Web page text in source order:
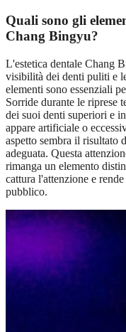
Quali sono gli
Chang Bingyu?
L'estetica dentale Chang
visibilità dei denti puliti e
elementi sono essenziali
Sorride durante le riprese
dei suoi denti superiori e
appare artificiale o
aspetto sembra il risultato
adeguata. Questa
rimanga un elemento
cattura l'attenzione e
pubblico.